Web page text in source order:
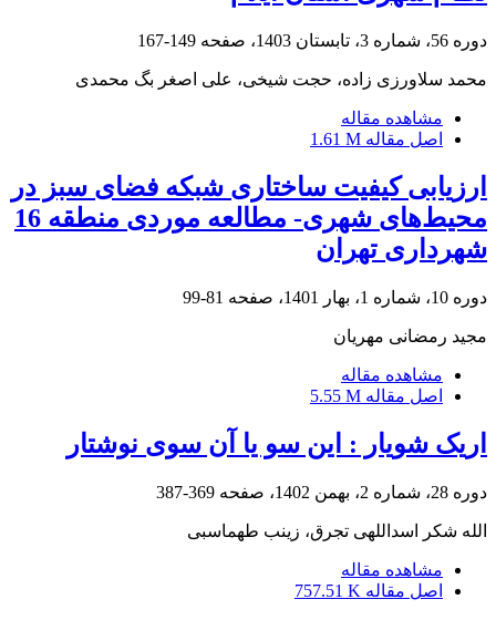
دوره 56، شماره 3، تابستان 1403، صفحه 149-167
محمد سلاورزی زاده، حجت شیخی، علی اصغر بگ محمدی
مشاهده مقاله
اصل مقاله 1.61 M
ارزیابی کیفیت ساختاری شبکه فضای سبز در
محیط‌های شهری- مطالعه موردی منطقه 16
شهرداری تهران
دوره 10، شماره 1، بهار 1401، صفحه 81-99
مجید رمضانی مهریان
مشاهده مقاله
اصل مقاله 5.55 M
اریک شویار : این سو یا آن سوی نوشتار
دوره 28، شماره 2، بهمن 1402، صفحه 369-387
الله شکر اسداللهی تجرق، زینب طهماسبی
مشاهده مقاله
اصل مقاله 757.51 K